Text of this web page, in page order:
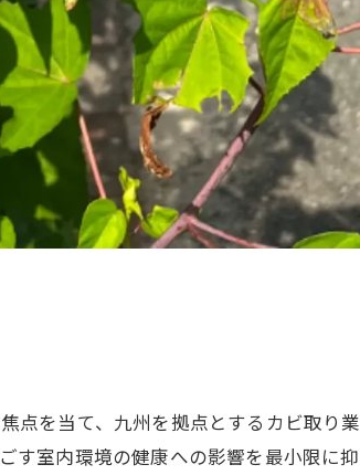
点を当て、九州を拠点とするカビ取り
す室内環境の健康への影響を最小限に